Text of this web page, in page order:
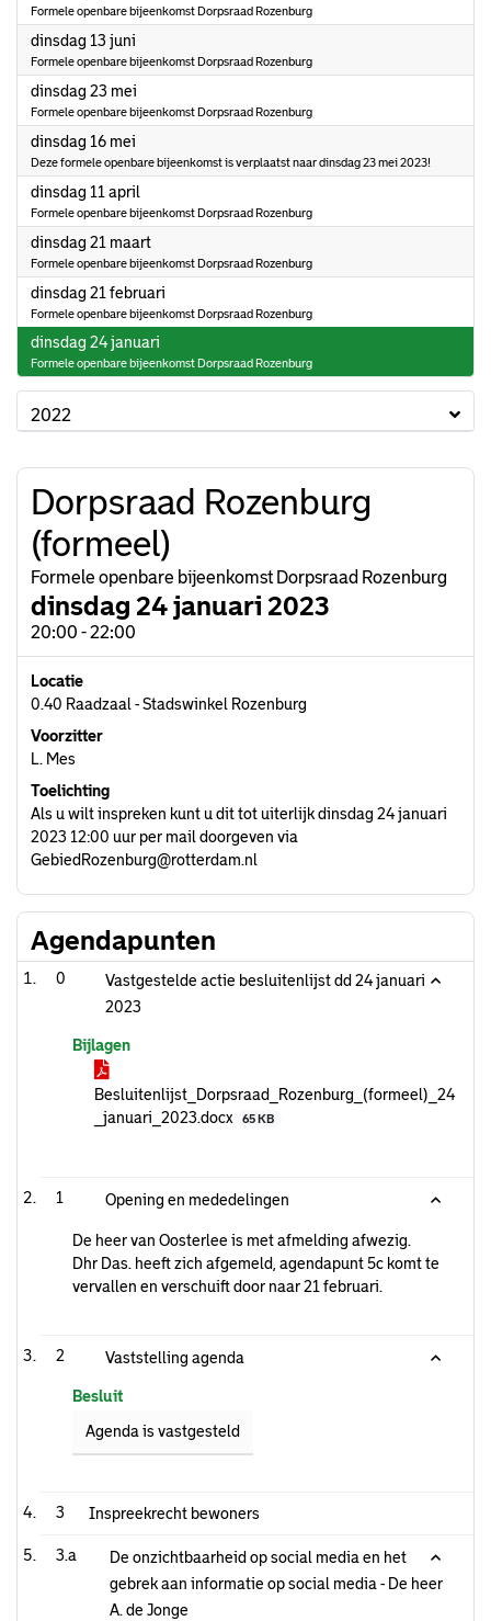
Formele openbare bijeenkomst Dorpsraad Rozenburg
dinsdag 13 juni
Formele openbare bijeenkomst Dorpsraad Rozenburg
dinsdag 23 mei
Formele openbare bijeenkomst Dorpsraad Rozenburg
dinsdag 16 mei
Deze formele openbare bijeenkomst is verplaatst naar dinsdag 23 mei 2023!
dinsdag 11 april
Formele openbare bijeenkomst Dorpsraad Rozenburg
dinsdag 21 maart2023
Formele openbare bijeenkomst Dorpsraad Rozenburg
dinsdag 21 februari
Formele openbare bijeenkomst Dorpsraad Rozenburg
dinsdag 24 januari
Formele openbare bijeenkomst Dorpsraad Rozenburg
2022
Dorpsraad Rozenburg
(formeel)
Formele openbare bijeenkomst Dorpsraad Rozenburg
dinsdag 24 januari 2023
20:00 - 22:00
Locatie
0.40 Raadzaal - Stadswinkel Rozenburg
Voorzitter
L. Mes
Toelichting
Als u wilt inspreken kunt u dit tot uiterlijk dinsdag 24 januari
2023 12:00 uur per mail doorgeven via
GebiedRozenburg@rotterdam.nl
Agendapunten
0
Vastgestelde actie besluitenlijst dd 24 januari
2023
Bijlagen
Besluitenlijst_Dorpsraad_Rozenburg_(formeel)_24
_januari_2023.docx
65 KB
1 Opening en mededelingen
De heer van Oosterlee is met afmelding afwezig.
Dhr Das. heeft zich afgemeld, agendapunt 5c komt te
vervallen en verschuift door naar 21 februari.
2 Vaststelling agenda
Besluit
Agenda is vastgesteld
3 Inspreekrecht bewoners
3.a
De onzichtbaarheid op social media en het
gebrek aan informatie op social media - De heer
A. de Jonge